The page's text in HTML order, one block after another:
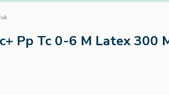
Pp Tc 0-6 M Latex 300